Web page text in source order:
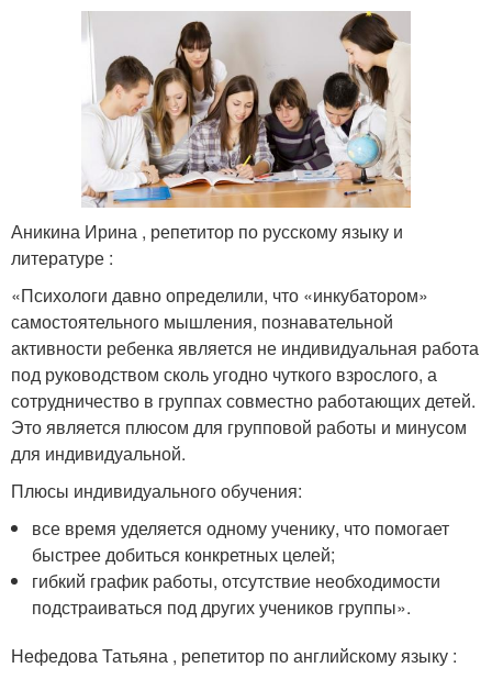
Аникина Ирина , репетитор по русскому языку и
литературе :
«Психологи давно определили, что «инкубатором»
самостоятельного мышления, познавательной
активности ребенка является не индивидуальная работа
под руководством сколь угодно чуткого взрослого, а
сотрудничество в группах совместно работающих детей.
Это является плюсом для групповой работы и минусом
для индивидуальной.
Плюсы индивидуального обучения:
все время уделяется одному ученику, что помогает
быстрее добиться конкретных целей;
гибкий график работы, отсутствие необходимости
подстраиваться под других учеников группы».
Нефедова Татьяна , репетитор по английскому языку :